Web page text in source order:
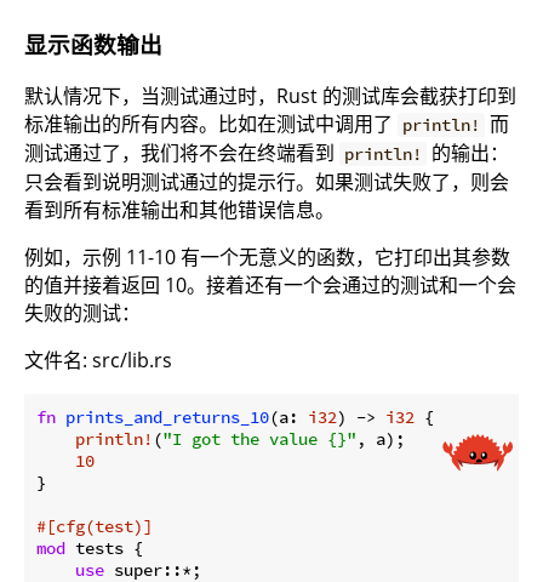
显示函数输出
默认情况下，当测试通过时，Rust 的测试库会截获打印到
标准输出的所有内容。比如在测试中调用了
println! 而
测试通过了，我们将不会在终端看到 println!
的输出：
只会看到说明测试通过的提示行。如果测试失败了，则会
看到所有标准输出和其他错误信息。
例如，示例 11-10 有一个无意义的函数，它打印出其参数
的值并接着返回 10。接着还有一个会通过的测试和一个会
失败的测试：
文件名: src/lib.rs
fn prints_and_returns_10(a: i32) -> i32 {
println! ("I got the value {}" , a);
10
}
#[cfg(test)]
mod tests {
use super::*;